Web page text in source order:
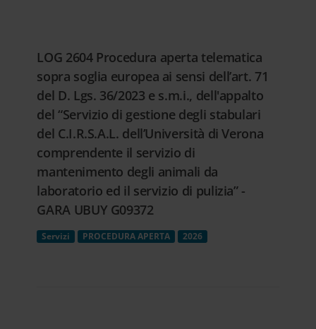
LOG 2604 Procedura aperta telematica
sopra soglia europea ai sensi dell’art. 71
del D. Lgs. 36/2023 e s.m.i., dell'appalto
del “Servizio di gestione degli stabulari
del C.I.R.S.A.L. dell’Università di Verona
comprendente il servizio di
mantenimento degli animali da
laboratorio ed il servizio di pulizia” -
GARA UBUY G09372
Servizi PROCEDURA APERTA 2026